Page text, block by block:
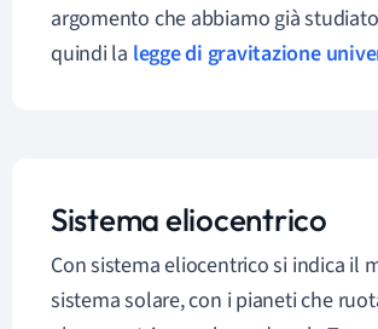
argomento che abbiamo già
quindi la legge di gravitazione
Sistema eliocentrico
Con sistema eliocentrico si indica il
sistema solare, con i pianeti che